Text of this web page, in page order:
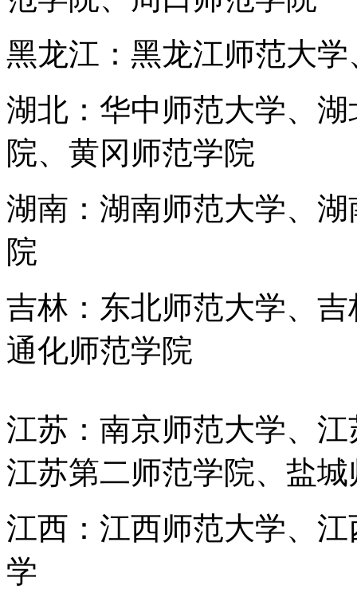
黑龙江：黑龙江师范大
湖北：华中师范大学、
院、黄冈师范学院
湖南：湖南师范大学、
院
吉林：东北师范大学、
通化师范学院
江苏：南京师范大学、
江苏第二师范学院、盐
江西：江西师范大学、
学